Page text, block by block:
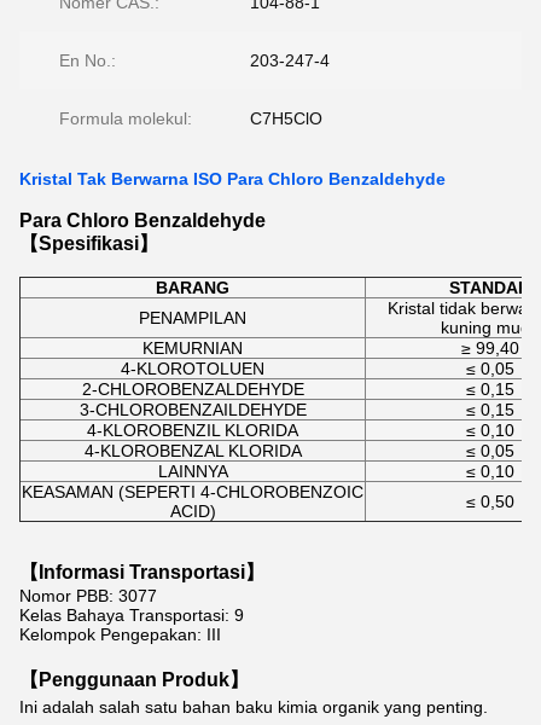
En No.: 203-247-4
Formula molekul: C7H5ClO
Kristal Tak Berwarna ISO Para Chloro Benzaldehyde
Para Chloro Benzaldehyde
【Spesifikasi】
BARANG
STANDAR
PENAMPILAN
Kristal tidak
kuning muda
KEMURNIAN
≥ 99,40
4-KLOROTOLUEN
≤ 0,05
2-CHLOROBENZALDEHYDE
≤ 0,15
3-CHLOROBENZAILDEHYDE
≤ 0,15
4-KLOROBENZIL KLORIDA
≤ 0,10
4-KLOROBENZAL KLORIDA
≤ 0,05
LAINNYA
≤ 0,10
KEASAMAN (SEPERTI 4-CHLOROBENZOIC
ACID)
≤ 0,50
【 Informasi Transportasi】
Nomor PBB: 3077
Kelas Bahaya Transportasi: 9
Kelompok Pengepakan: III
【Penggunaan Produk】
Ini adalah salah satu bahan baku kimia organik yang penting.